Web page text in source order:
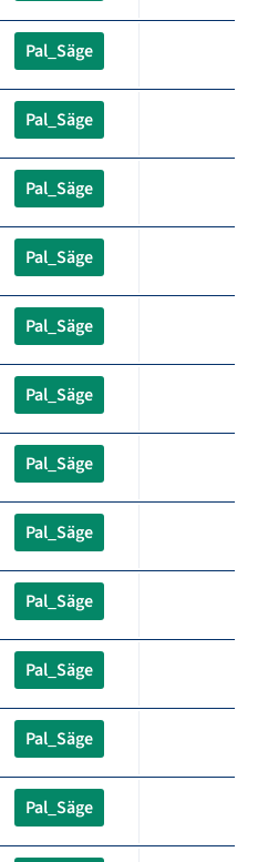
Pal_Säge
Pal_Säge
Pal_Säge
Pal_Säge
Pal_Säge
Pal_Säge
Pal_Säge
Pal_Säge
Pal_Säge
Pal_Säge
Pal_Säge
Pal_Säge